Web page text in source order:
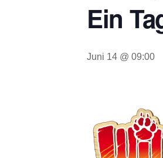
Ein
Juni 14 @ 09:00